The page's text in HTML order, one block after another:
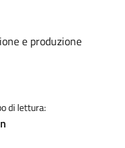
e produzione
di lettura: